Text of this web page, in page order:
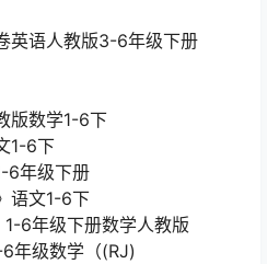
英语人教版3-6年级下册
版数学1-6下
1-6下
6年级下册
语文1-6下
6年级下册数学人教版
年级数学（(RJ)